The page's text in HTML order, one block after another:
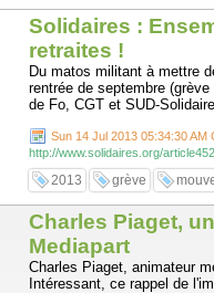
calmera les adversaires de
désarmeront pas. Ils sortent
Chaque concession à la
de profondes traces.
Avec cette nouvelle
à la haine tous les garçons
les pédés et tous les
salopes, tou-te-s les
aiment des mecs, toutes
mecs et toutes les nanas
la poupée et toutes les filles
tous ceux qui n’ont pas
hiérarchisé de partition
Il n’y a pas de pacification
Solidaires :
retraites !
Du matos militant à mettre
rentrée de septembre
de Fo, CGT et SUD-
Sun 14 Jul 2013 05:34:30 AM
http://www.solidaires.org/
2013 grève
Charles Piaget,
Mediapart
Charles Piaget, animateur
Intéressant, ce rappel de